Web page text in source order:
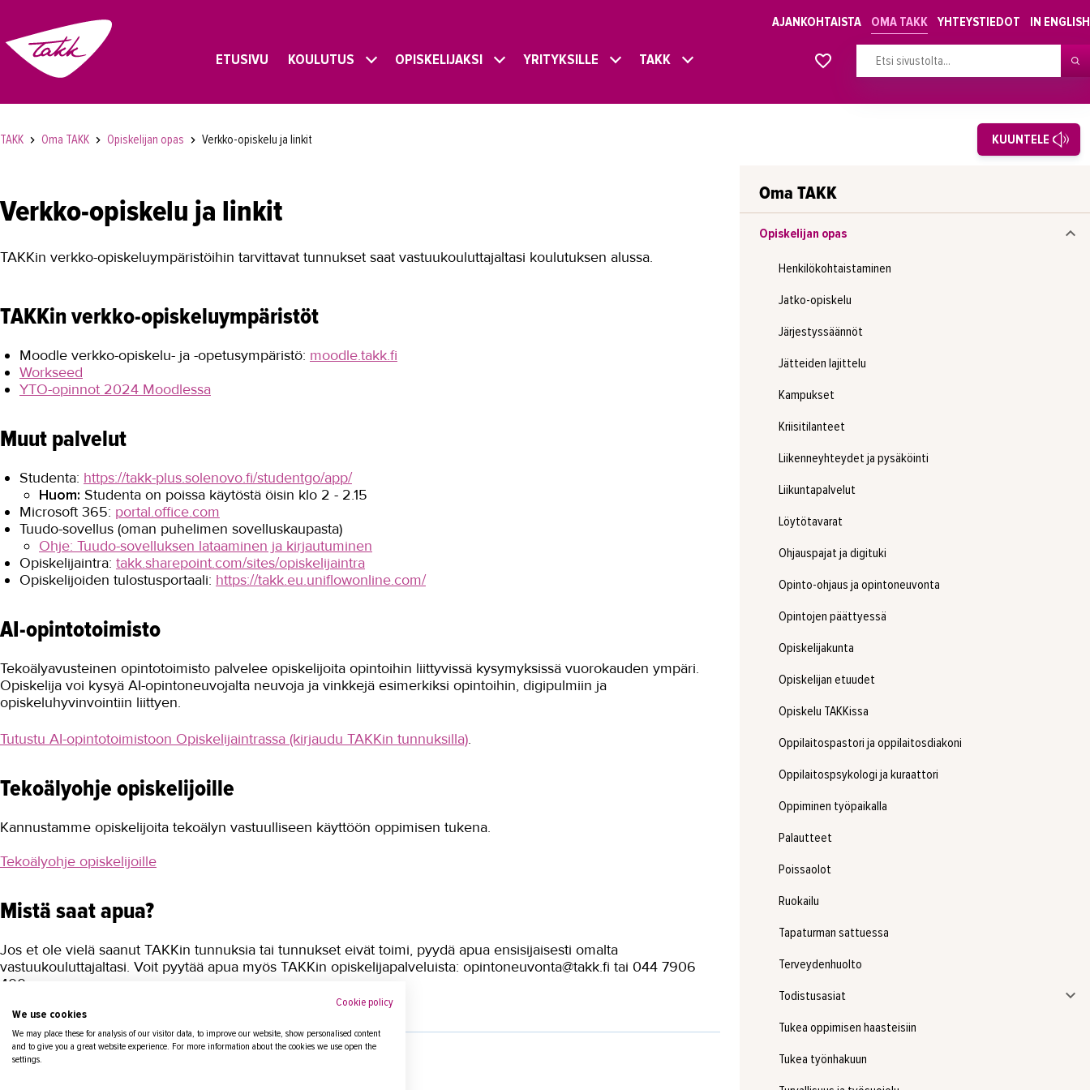
AJANKOHTAISTA OMA TAKK YHTEYSTIEDOT IN ENGLISH
ETUSIVU KOULUTUS OPISKELIJAKSI YRITYKSILLE TAKK
TAKK Oma TAKK Opiskelijan opas Verkko-opiskelu ja linkit KUUNTELE
Verkko-opiskelu ja linkit
TAKKin verkko-opiskeluympäristöihin tarvittavat tunnukset saat vastuukouluttajaltasi koulutuksen alussa.
TAKKin verkko-opiskeluympäristöt
Moodle verkko-opiskelu- ja -opetusympäristö: moodle.takk.fi
Workseed
YTO-opinnot 2024 Moodlessa
Muut palvelut
Studenta: https://takk-plus.solenovo.fi/studentgo/app/
Huom: Studenta on poissa käytöstä öisin klo 2 - 2.15
Microsoft 365: portal.office.com
Tuudo-sovellus (oman puhelimen sovelluskaupasta)
Ohje: Tuudo-sovelluksen lataaminen ja kirjautuminen
Opiskelijaintra: takk.sharepoint.com/sites/opiskelijaintra
Opiskelijoiden tulostusportaali: https://takk.eu.uniflowonline.com/
AI-opintotoimisto
Tekoälyavusteinen opintotoimisto palvelee opiskelijoita opintoihin liittyvissä kysymyksissä vuorokauden ympäri.
Opiskelija voi kysyä AI-opintoneuvojalta neuvoja ja vinkkejä esimerkiksi opintoihin, digipulmiin ja
opiskeluhyvinvointiin liittyen.
Tutustu AI-opintotoimistoon Opiskelijaintrassa (kirjaudu TAKKin tunnuksilla).
Tekoälyohje opiskelijoille
Kannustamme opiskelijoita tekoälyn vastuulliseen käyttöön oppimisen tukena.
Tekoälyohje opiskelijoille
Mistä saat apua?
Jos et ole vielä saanut TAKKin tunnuksia tai tunnukset eivät toimi, pyydä apua ensisijaisesti omalta
vastuukouluttajaltasi. Voit pyytää apua myös TAKKin opiskelijapalveluista: opintoneuvonta@takk.fi tai 044 7906
400.
Kaksivaiheinen kirjautuminen
Oma TAKK
Opiskelijan opas
Henkilökohtaistaminen
Jatko-opiskelu
Järjestyssäännöt
Jätteiden lajittelu
Kampukset
Kriisitilanteet
Liikenneyhteydet ja pysäköinti
Liikuntapalvelut
Löytötavarat
Ohjauspajat ja digituki
Opinto-ohjaus ja opintoneuvonta
Opintojen päättyessä
Opiskelijakunta
Opiskelijan etuudet
Opiskelu TAKKissa
Oppilaitospastori ja oppilaitosdiakoni
Oppilaitospsykologi ja kuraattori
Oppiminen työpaikalla
Palautteet
Poissaolot
Ruokailu
Tapaturman sattuessa
Terveydenhuolto
Todistusasiat
Tukea oppimisen haasteisiin
Tukea työnhakuun
Alkavat koulutukset osiosta
Cookie policy
We use cookies
We may place these for analysis of our visitor data, to improve our website, show personalised content
and to give you a great website experience. For more information about the cookies we use open the
settings.